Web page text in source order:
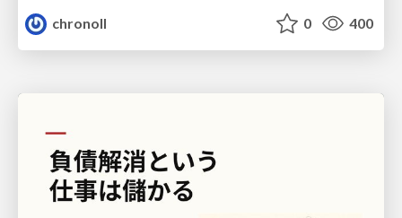
chronoll
0 400